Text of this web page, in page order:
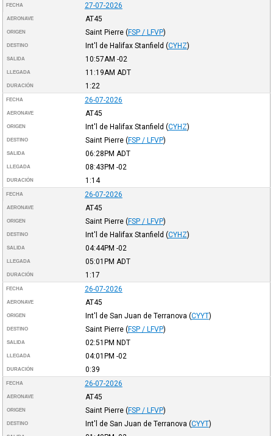
FECHA 27-07-2026
AERONAVE AT45
ORIGEN Saint Pierre (FSP / LFVP)
DESTINO Int'l de Halifax Stanfield (CYHZ)
SALIDA 10:57AM -02
LLEGADA 11:19AM ADT
DURACIÓN 1:22
FECHA 26-07-2026
AERONAVE AT45
ORIGEN Int'l de Halifax Stanfield (CYHZ)
DESTINO Saint Pierre (FSP / LFVP)
SALIDA 06:28PM ADT
LLEGADA 08:43PM -02
DURACIÓN 1:14
FECHA 26-07-2026
AERONAVE AT45
ORIGEN Saint Pierre (FSP / LFVP)
DESTINO Int'l de Halifax Stanfield (CYHZ)
SALIDA 04:44PM -02
LLEGADA 05:01PM ADT
DURACIÓN 1:17
FECHA 26-07-2026
AERONAVE AT45
ORIGEN Int'l de San Juan de Terranova (CYYT)
DESTINO Saint Pierre (FSP / LFVP)
SALIDA 02:51PM NDT
LLEGADA 04:01PM -02
DURACIÓN 0:39
FECHA 26-07-2026
AERONAVE AT45
ORIGEN Saint Pierre (FSP / LFVP)
DESTINO Int'l de San Juan de Terranova (CYYT)